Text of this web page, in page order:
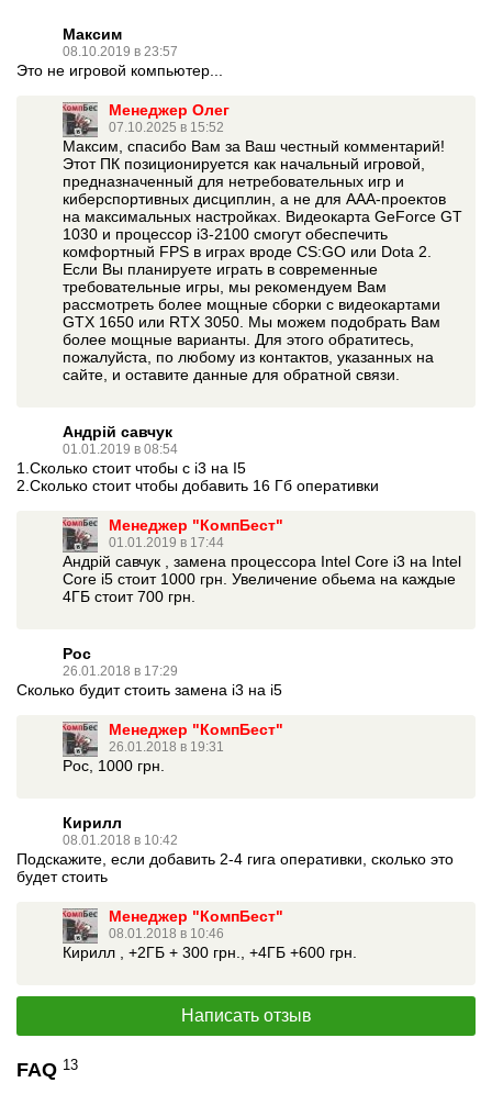
Отзывы о комплектующих
О процессоре:Intel Pentium G630
Перейти в начало обьявления >>
Написать на Email
Максим
08.10.2019 в 23:57
Это не игровой компьютер...
Менеджер Олег
07.10.2025 в 15:52
Максим, спасибо Вам за Ваш честный комментарий!
Этот ПК позиционируется как начальный игровой,
предназначенный для нетребовательных игр и
киберспортивных дисциплин, а не для ААА-проектов
на максимальных настройках. Видеокарта GeForce GT
1030 и процессор i3-2100 смогут обеспечить
комфортный FPS в играх вроде CS:GO или Dota 2.
Если Вы планируете играть в современные
требовательные игры, мы рекомендуем Вам
рассмотреть более мощные сборки с видеокартами
GTX 1650 или RTX 3050. Мы можем подобрать Вам
более мощные варианты. Для этого обратитесь,
пожалуйста, по любому из контактов, указанных на
сайте, и оставите данные для обратной связи.
Андрій савчук
01.01.2019 в 08:54
1.Сколько стоит чтобы с i3 на I5
2.Сколько стоит чтобы добавить 16 Гб оперативки
Менеджер "КомпБест"
01.01.2019 в 17:44
Андрій савчук , замена процессора Intel Core i3 на Intel
Core i5 стоит 1000 грн. Увеличение обьема на каждые
4ГБ стоит 700 грн.
Poc
26.01.2018 в 17:29
Сколько будит стоить замена і3 на і5
Менеджер "КомпБест"
26.01.2018 в 19:31
Poc, 1000 грн.
Кирилл
08.01.2018 в 10:42
Подскажите, если добавить 2-4 гига оперативки, сколько это
будет стоить
Менеджер "КомпБест"
08.01.2018 в 10:46
Кирилл , +2ГБ + 300 грн., +4ГБ +600 грн.
Написать отзыв
FAQ 13